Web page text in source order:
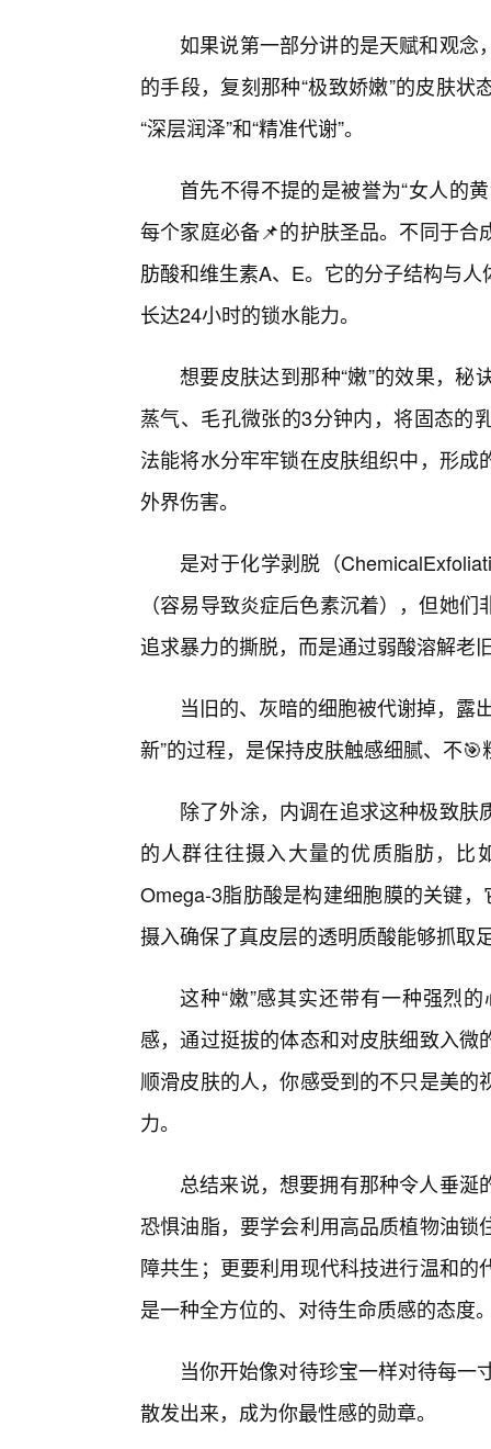
如果说第一部分讲的是天赋和观念
的手段，复刻那种“极致娇嫩”的皮肤
“深层润泽”和“精准代谢”。
首先不得不提的是被誉为“女人的
每个家庭必备📌的护肤圣品。不同于
肪酸和维生素A、E。它的分子结构与
长达24小时的锁水能力。
想要皮肤达到那种“嫩”的效果，
蒸气、毛孔微张的3分钟内，将固态的
法能将水分牢牢锁在皮肤组织中，形
外界伤害。
是对于化学剥脱（
（容易导致炎症后色素沉着），但她
追求暴力的撕脱，而是通过弱酸溶解老
当旧的、灰暗的细胞被代谢掉，露
新”的过程，是保持皮肤触感细腻、不
除了外涂，内调在追求这种极致
的人群往往摄入大量的优质脂肪，比
Omega-3脂肪酸是构建细胞膜的关键
摄入确保了真皮层的透明质酸能够抓取
这种“嫩”感其实还带有一种强烈
感，通过挺拔的体态和对皮肤细致入
顺滑皮肤的人，你感受到的不只是美
力。
总结来说，想要拥有那种令人垂
恐惧油脂，要学会利用高品质植物油
障共生；更要利用现代科技进行温和
是一种全方位的、对待生命质感的态度
当你开始像对待珍宝一样对待每一
散发出来，成为你最性感的勋章。